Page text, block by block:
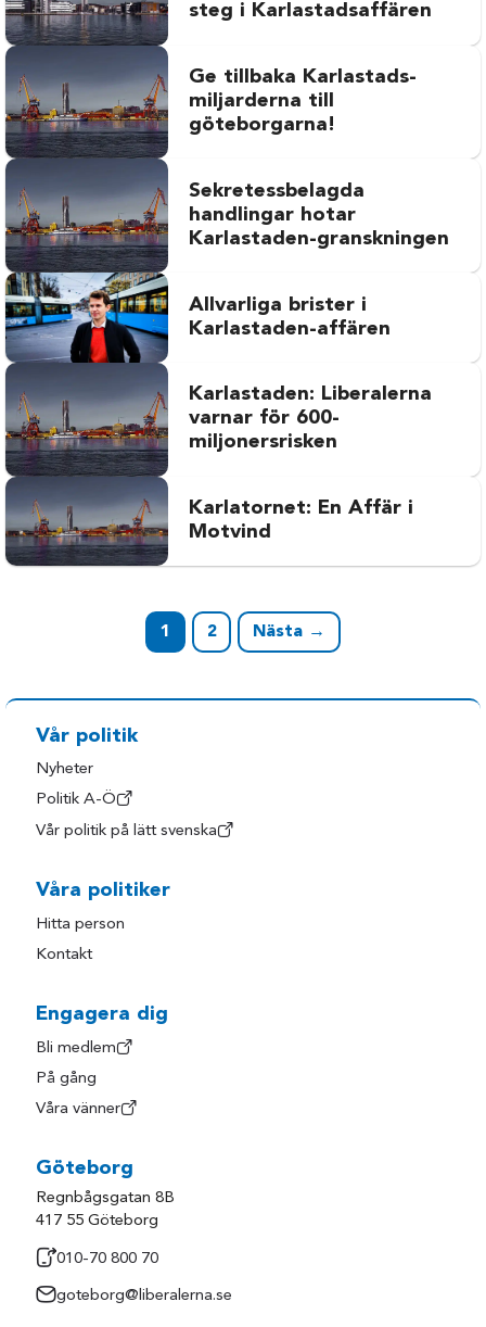
steg i Karlastadsaffären
Ge tillbaka Karlastads-
miljarderna till
göteborgarna!
Sekretessbelagda
handlingar hotar
Karlastaden-granskningen
Allvarliga brister i
Karlastaden-affären
Karlastaden: Liberalerna
varnar för 600-
miljonersrisken
Karlatornet: En Affär i
Motvind
1 2 Nästa →
Vår politik
Nyheter
Politik A-Ö
Vår politik på lätt svenska
Våra politiker
Hitta person
Kontakt
Engagera dig
Bli medlem
På gång
Våra vänner
Göteborg
Regnbågsgatan 8B
417 55 Göteborg
010-70 800 70
goteborg@liberalerna.se